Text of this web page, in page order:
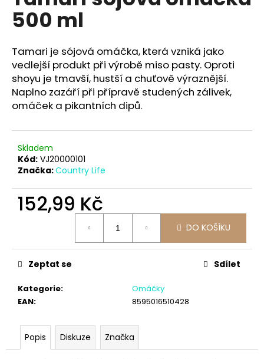
0,0
z
hvězdiček.
500 ml
Tamari je sójová omáčka, která vzniká jako
vedlejší produkt při výrobě miso pasty. Oproti
shoyu je tmavší, hustší a chuťově výraznější.
Naplno zazáří při přípravě studených zálivek,
omáček a pikantních dipů.
Skladem
Kód: VJ20000101
Značka:Country Life
152,99 Kč
DO KOŠÍKU
Kategorie:
Omáčky
EAN: 8595016510428
Zeptat se Sdílet
Popis Diskuze Značka
a
j
í
t
?
D
o
u
č
e